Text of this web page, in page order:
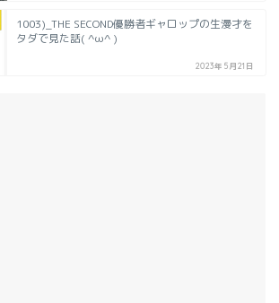
1003)_THE SECOND優勝者ギャロップの生漫才を
タダで見た話( ^ω^ )
2023年5月21日